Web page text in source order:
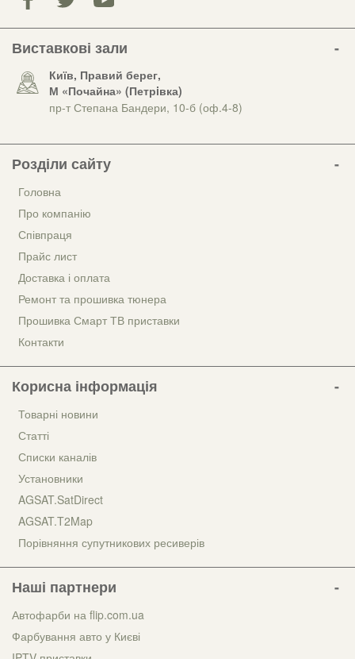
Виставкові зали
Київ, Правий берег,
М «Почайна» (Петрiвка)
пр-т Степана Бандери, 10-б (оф.4-8)
Розділи сайту
Головна
Про компанію
Співпраця
Прайс лист
Доставка і оплата
Ремонт та прошивка тюнера
Прошивка Смарт ТВ приставки
Контакти
Корисна інформація
Товарні новини
Статті
Списки каналів
Установники
AGSAT.SatDirect
AGSAT.T2Map
Порівняння супутникових ресиверів
Наші партнери
Автофарби на flip.com.ua
Фарбування авто у Києві